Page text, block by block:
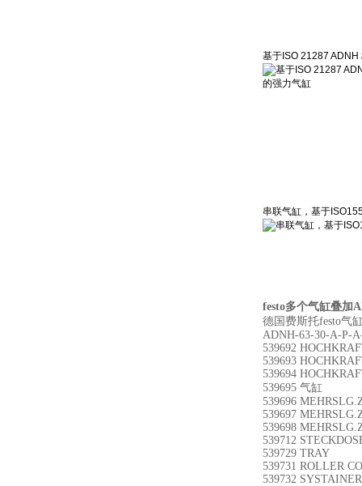
基于ISO 21287 ADNH
串联气缸，基于
festo多个气缸叠加
德国费斯托festo气
ADNH-63-30-A-P-
539692
539693
539694
539695 气缸
539696
539697
539698
539712
539729 TRAY
539731 ROLLER
539732